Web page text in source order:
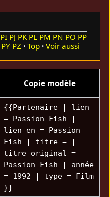
PI PJ PK PL PM PN PO PP
PY PZ Top Voir aussi
Copie modèle
{{Partenaire | lien
= Passion Fish |
lien en = Passion
Fish | titre = |
titre original =
Passion Fish | année
= 1992 | type = Film
}}